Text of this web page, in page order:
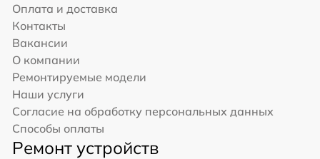
Оплата и доставка
Контакты
Вакансии
О компании
Ремонтируемые модели
Наши услуги
Согласие на обработку персональных данных
Способы оплаты
Ремонт устройств